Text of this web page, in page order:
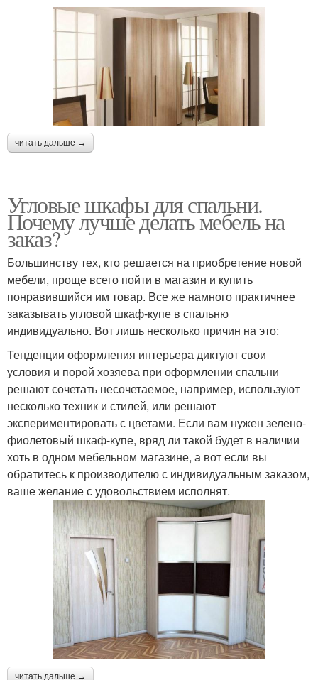
читать дальше →
Угловые шкафы для спальни.
Почему лучше делать мебель на
заказ?
Большинству тех, кто решается на приобретение новой
мебели, проще всего пойти в магазин и купить
понравившийся им товар. Все же намного практичнее
заказывать угловой шкаф-купе в спальню
индивидуально. Вот лишь несколько причин на это:
Тенденции оформления интерьера диктуют свои
условия и порой хозяева при оформлении спальни
решают сочетать несочетаемое, например, используют
несколько техник и стилей, или решают
экспериментировать с цветами. Если вам нужен зелено-
фиолетовый шкаф-купе, вряд ли такой будет в наличии
хоть в одном мебельном магазине, а вот если вы
обратитесь к производителю с индивидуальным заказом,
ваше желание с удовольствием исполнят.
читать дальше →